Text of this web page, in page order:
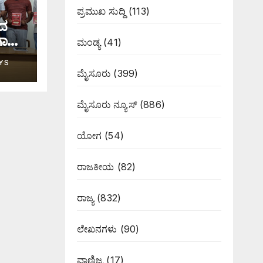
ಪ್ರಮುಖ ಸುದ್ದಿ (113)
ಮಂಡ್ಯ(41)
ಮೈಸೂರು (399)
ಮೈಸೂರು ನ್ಯೂಸ್(886)
ಯೋಗ (54)
ರಾಜಕೀಯ (82)
ರಾಜ್ಯ(832)
ಲೇಖನಗಳು (90)
ವಾಣಿಜ್ಯ(17)